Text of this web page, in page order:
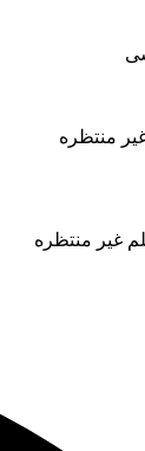
غیر منتظره